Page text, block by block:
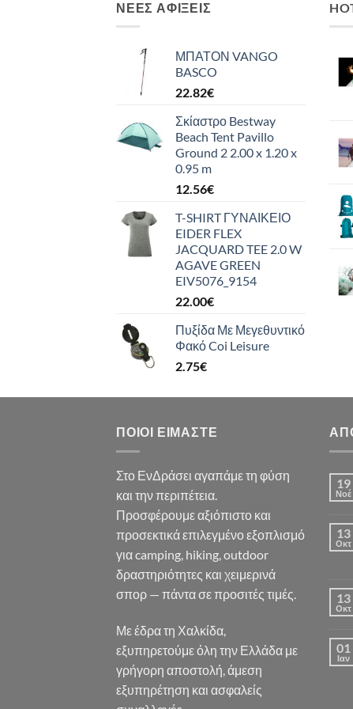
ΝΈΕΣ ΑΦΊΞΕΙΣ
ΜΠΑΤΟΝ VANGO
BASCO
22.82€
Σκίαστρο Bestway
Beach Tent Pavillo
Ground 2 2.00 x 1.20 x
0.95 m
12.56€
T-SHIRT ΓΥΝΑΙΚΕΙΟ
EIDER FLEX
JACQUARD TEE 2.0 W
AGAVE GREEN
EIV5076_9154
22.00€
Πυξίδα Με Μεγεθυντικό
Φακό Coi Leisure
2.75€
ΠΟΙΟΙ ΕΊΜΑΣΤΕ
Στο ΕνΔράσει αγαπάμε τη φύση
και την περιπέτεια.
Προσφέρουμε αξιόπιστο και
προσεκτικά επιλεγμένο εξοπλισμό
για camping, hiking, outdoor
δραστηριότητες και χειμερινά
σπορ — πάντα σε προσιτές τιμές.
Με έδρα τη Χαλκίδα,
εξυπηρετούμε όλη την Ελλάδα με
γρήγορη αποστολή, άμεση
εξυπηρέτηση και ασφαλείς
19
Νοέ
13
Οκτ
13
Οκτ
01
Ιαν